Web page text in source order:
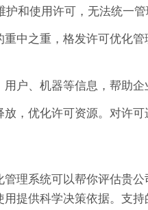
和使用许可，无法统一
中之重，格发许可优化
户、机器等信息，帮助
，优化许可资源。对许
理系统可以帮你评估贵
提供科学决策依据。支